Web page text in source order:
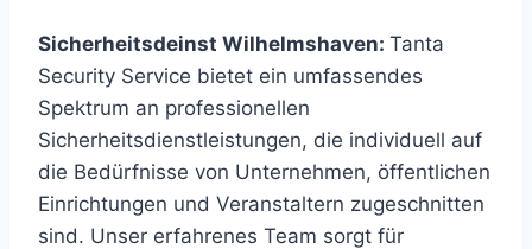
Sicherheitsdeinst Wilhelmshaven: Tanta
Security Service bietet ein umfassendes
Spektrum an professionellen
Sicherheitsdienstleistungen, die individuell auf
die Bedürfnisse von Unternehmen, öffentlichen
Einrichtungen und Veranstaltern zugeschnitten
sind. Unser erfahrenes Team sorgt für